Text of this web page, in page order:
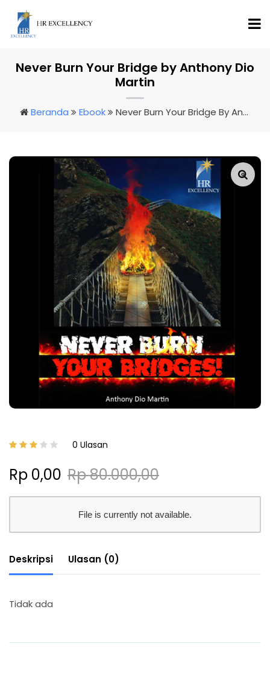
Never Burn Your Bridge by Anthony Dio
Martin
Beranda Ebook Never Burn Your Bridge By Anthony Dio Martin
0 Ulasan
Rp 0,00 Rp 80.000,00
File is currently not available.
Deskripsi Ulasan (0)
Tidak ada